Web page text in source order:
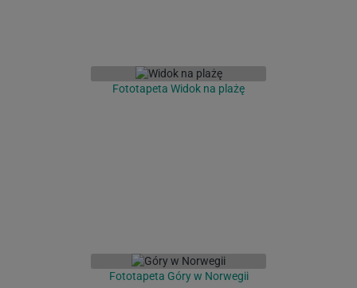
Fototapeta Widok na plażę
Fototapeta Góry w Norwegii